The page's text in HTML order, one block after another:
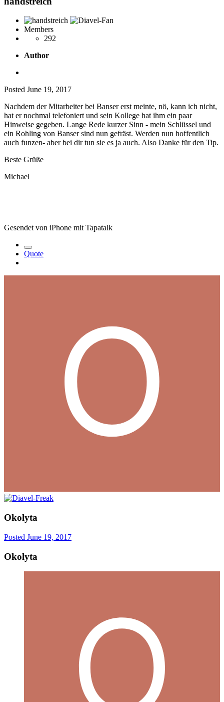
Members
292
Author
Posted June 19, 2017
Nachdem der Mitarbeiter bei Banser erst meinte, nö, kann ich nicht,
hat er nochmal telefoniert und sein Kollege hat ihm ein paar
Hinweise gegeben. Lange Rede kurzer Sinn - mein Schlüssel und
ein Rohling von Banser sind nun gefräst. Werden nun hoffentlich
auch funzen- aber bei dir tun sie es ja auch. Also Danke für den Tip.
Beste Grüße
Michael
Gesendet von iPhone mit Tapatalk
Quote
Okolyta
Posted June 19, 2017
Okolyta